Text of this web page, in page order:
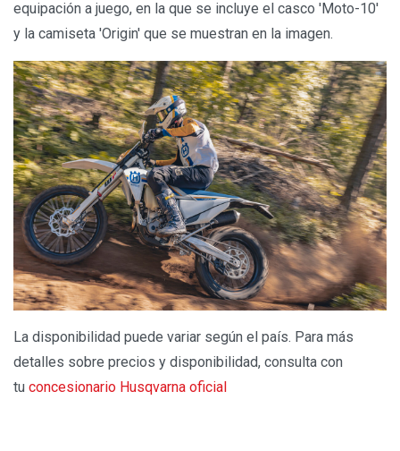
equipación a juego, en la que se incluye el casco 'Moto-10'
y la camiseta 'Origin' que se muestran en la imagen.
La disponibilidad puede variar según el país. Para más
detalles sobre precios y disponibilidad, consulta con
tu concesionario Husqvarna oficial